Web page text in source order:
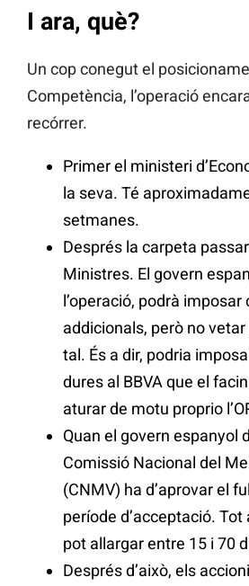
I ara, què?
Un cop conegut el
Competència, l’operació
recórrer.
Primer el ministeri
la seva. Té
setmanes.
Després la carpeta
Ministres. El govern
l’operació, podrà imposar
addicionals, però no vetar
tal. És a dir, podria
dures al BBVA que el
aturar de motu proprio
Quan el govern espanyol
Comissió Nacional del
(CNMV) ha d’aprovar el
període d’acceptació.
pot allargar entre 15 i 70
Després d’això, els